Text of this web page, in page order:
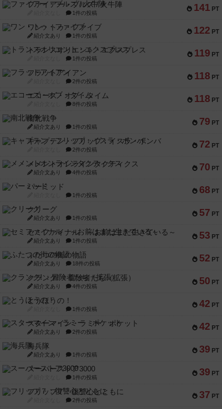
141 PT
ファイアー・ブルズ / 火牛陣
1件の投稿
122 PT
ワン・トゥ・ファイブ
紹介文あり 1件の投稿
119 PT
トランスオリエント・エクスプレス
1件の投稿
118 PT
フラットアイアン
2件の投稿
118 PT
エコーズ・オブ・タイム
8件の投稿
79 PT
南北戦争
紹介文あり 1件の投稿
72 PT
キャプテン・フリップ：イスラ・ボンバ
2件の投稿
70 PT
メメントオンラインタクティクス
紹介文あり 4件の投稿
68 PT
パーミッド
1件の投稿
57 PT
クリーグ
紹介文あり 1件の投稿
53 PT
セミファイナル ～お前はまだ生きている～
紹介文あり 1件の投稿
52 PT
ふたつの街の物語
紹介文あり 18件の投稿
50 PT
クランク! ：冒険者たち（拡張）
紹介文あり 4件の投稿
42 PT
とうほうの！
1件の投稿
42 PT
スターマイン・ラミー ポケット
紹介文あり 2件の投稿
39 PT
海兵隊
紹介文あり 1件の投稿
39 PT
スーパーストア3000
1件の投稿
37 PT
フリップ７：復讐心とともに
2件の投稿